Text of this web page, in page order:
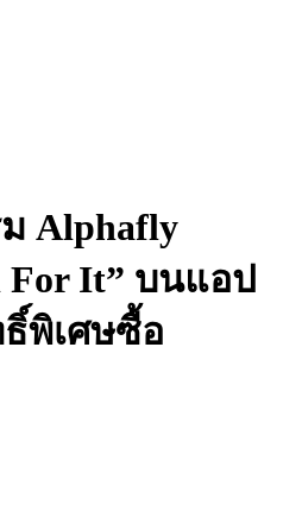
Alphafly
For It” บนแอป
พิเศษซื้อ